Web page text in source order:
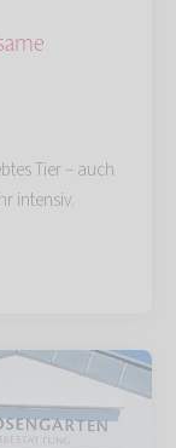
Tier – auch
intensiv.